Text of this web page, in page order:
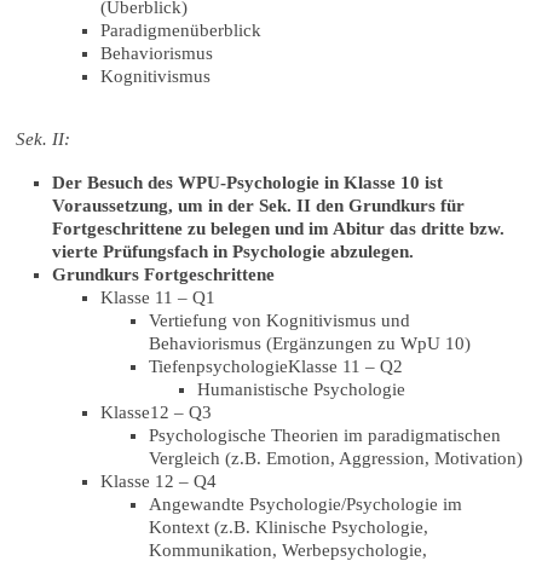
(Überblick)
Paradigmenüberblick
Behaviorismus
Kognitivismus
Sek. II:
Der Besuch des WPU-Psychologie in Klasse 10 ist
Voraussetzung, um in der Sek. II den Grundkurs für
Fortgeschrittene zu belegen und im Abitur das dritte bzw.
vierte Prüfungsfach in Psychologie abzulegen.
Grundkurs Fortgeschrittene
Klasse 11 – Q1
Vertiefung von Kognitivismus und
Behaviorismus (Ergänzungen zu WpU 10)
TiefenpsychologieKlasse 11 – Q2
Humanistische Psychologie
Klasse12 – Q3
Psychologische Theorien im paradigmatischen
Vergleich (z.B. Emotion, Aggression, Motivation)
Klasse 12 – Q4
Angewandte Psychologie/Psychologie im
Kontext (z.B. Klinische Psychologie,
Kommunikation, Werbepsychologie,